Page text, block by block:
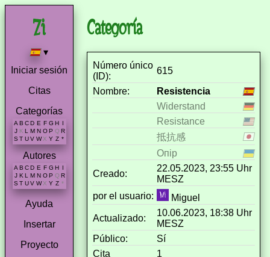
▾
Iniciar sesión
Citas
Categorías
A B C D E F G H I
J K L M N O P Q R
S T U V W X Y Z *
Autores
A B C D E F G H
J K L M N O P Q R
S T U V W X Y Z *
Ayuda
Insertar
Proyecto
Categoría
Número único
(ID):
615
Nombre:
Resistencia
Widerstand
Resistance
抵抗感
Опір
Creado:
22.05.2023, 23:55 Uhr
MESZ
por el usuario:
Miguel
Actualizado:
10.06.2023, 18:38 Uhr
MESZ
Público:
Sí
Cita
1